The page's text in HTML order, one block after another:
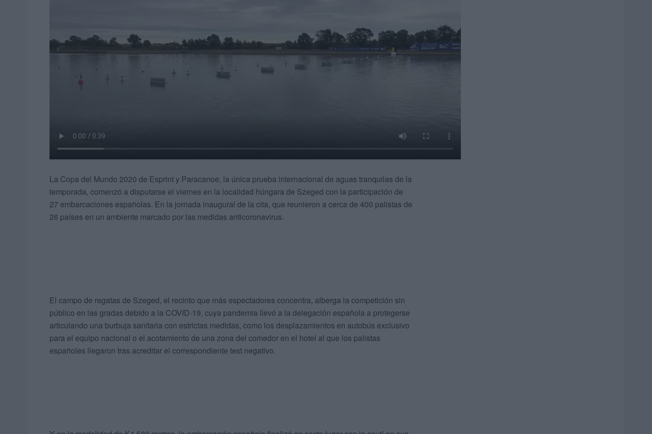
La Copa del Mundo 2020 de Esprint y Paracanoe, la única prueba internacional de aguas tranquilas de la
temporada, comenzó a disputarse el viernes en la localidad húngara de Szeged con la participación de
27 embarcaciones españolas. En la jornada inaugural de la cita, que reunieron a cerca de 400 palistas de
26 países en un ambiente marcado por las medidas anticoronavirus.
El campo de regatas de Szeged, el recinto que más espectadores concentra, alberga la competición sin
público en las gradas debido a la COVID-19, cuya pandemia llevó a la delegación española a protegerse
articulando una burbuja sanitaria con estrictas medidas, como los desplazamientos en autobús exclusivo
para el equipo nacional o el acotamiento de una zona del comedor en el hotel al que los palistas
españoles llegaron tras acreditar el correspondiente test negativo.